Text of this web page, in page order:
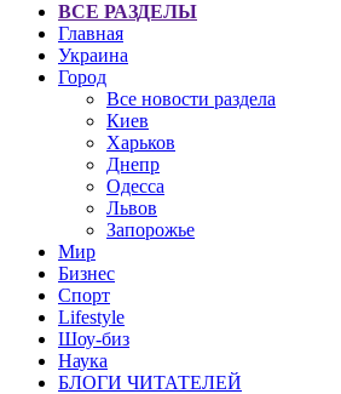
ВСЕ РАЗДЕЛЫ
Главная
Украина
Город
Все новости раздела
Киев
Харьков
Днепр
Одесса
Львов
Запорожье
Мир
Бизнес
Спорт
Lifestyle
Шоу-биз
Наука
БЛОГИ ЧИТАТЕЛЕЙ